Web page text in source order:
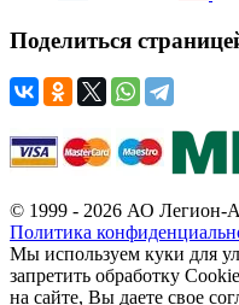
Поделиться
© 1999 - 2026 АО Легион-
Политика
Мы используем куки для
запретить обработку
на сайте, Вы даете свое